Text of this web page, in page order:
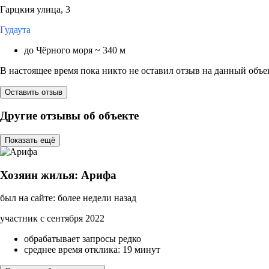
Гарцкия улица, 3
Гудаута
до Чёрного моря ~ 340 м
В настоящее время пока никто не оставил отзыв на данный
Оставить отзыв
Другие отзывы об объекте
Показать ещё
Хозяин жилья: Арифа
был на сайте: более недели назад
участник с сентября 2022
обрабатывает запросы редко
среднее время отклика: 19 минут